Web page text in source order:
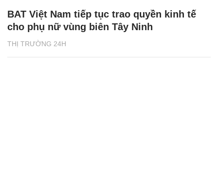
THỊ TRƯỜNG 24H
BAT Việt Nam tiếp tục trao quyền kinh tế
cho phụ nữ vùng biên Tây Ninh